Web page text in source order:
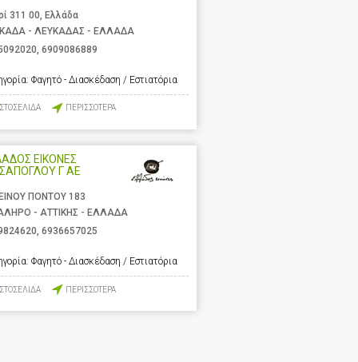
311 00, Ελλάδα
- ΛΕΥΚΑΔΑΣ - ΕΛΛΑΔΑ
6909086889
Φαγητό - Διασκέδαση / Εστιατόρια
ΙΣΤΟΣΕΛΙΔΑ ΠΕΡΙΣΣΟΤΕΡΑ
ΕΙΚΟΝΕΣ
Γ ΑΕ
ΠΟΝΤΟΥ 183
- ΑΤΤΙΚΗΣ - ΕΛΛΑΔΑ
, 6936657025
Φαγητό - Διασκέδαση / Εστιατόρια
ΙΣΤΟΣΕΛΙΔΑ ΠΕΡΙΣΣΟΤΕΡΑ